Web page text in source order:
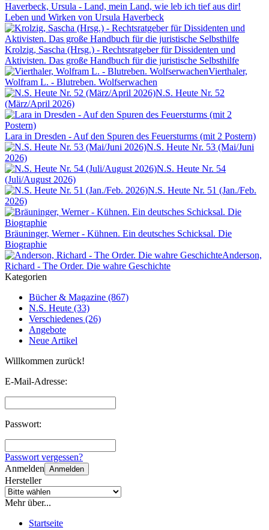
Haverbeck, Ursula - Land, mein Land, wie leb ich tief aus dir!
Leben und Wirken von Ursula Haverbeck
Krolzig, Sascha (Hrsg.) - Rechtsratgeber für Dissidenten und
Aktivisten. Das große Handbuch für die juristische Selbsthilfe
Vierthaler,
Wolfram L. - Blutreben. Wolfserwachen
N.S. Heute Nr. 52
(März/April 2026)
Lara in Dresden - Auf den Spuren des Feuersturms (mit 2 Postern)
N.S. Heute Nr. 53 (Mai/Juni
2026)
N.S. Heute Nr. 54
(Juli/August 2026)
N.S. Heute Nr. 51 (Jan./Feb.
2026)
Bräuninger, Werner - Kühnen. Ein deutsches Schicksal. Die
Biographie
Anderson,
Richard - The Order. Die wahre Geschichte
Kategorien
Bücher & Magazine (867)
N.S. Heute (33)
Verschiedenes (26)
Angebote
Neue Artikel
Willkommen zurück!
E-Mail-Adresse:
Passwort:
Passwort vergessen?
Anmelden Anmelden
Hersteller
Mehr über...
Startseite